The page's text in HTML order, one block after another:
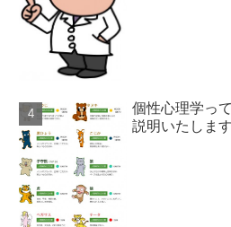
個性心理学っ
説明いたします